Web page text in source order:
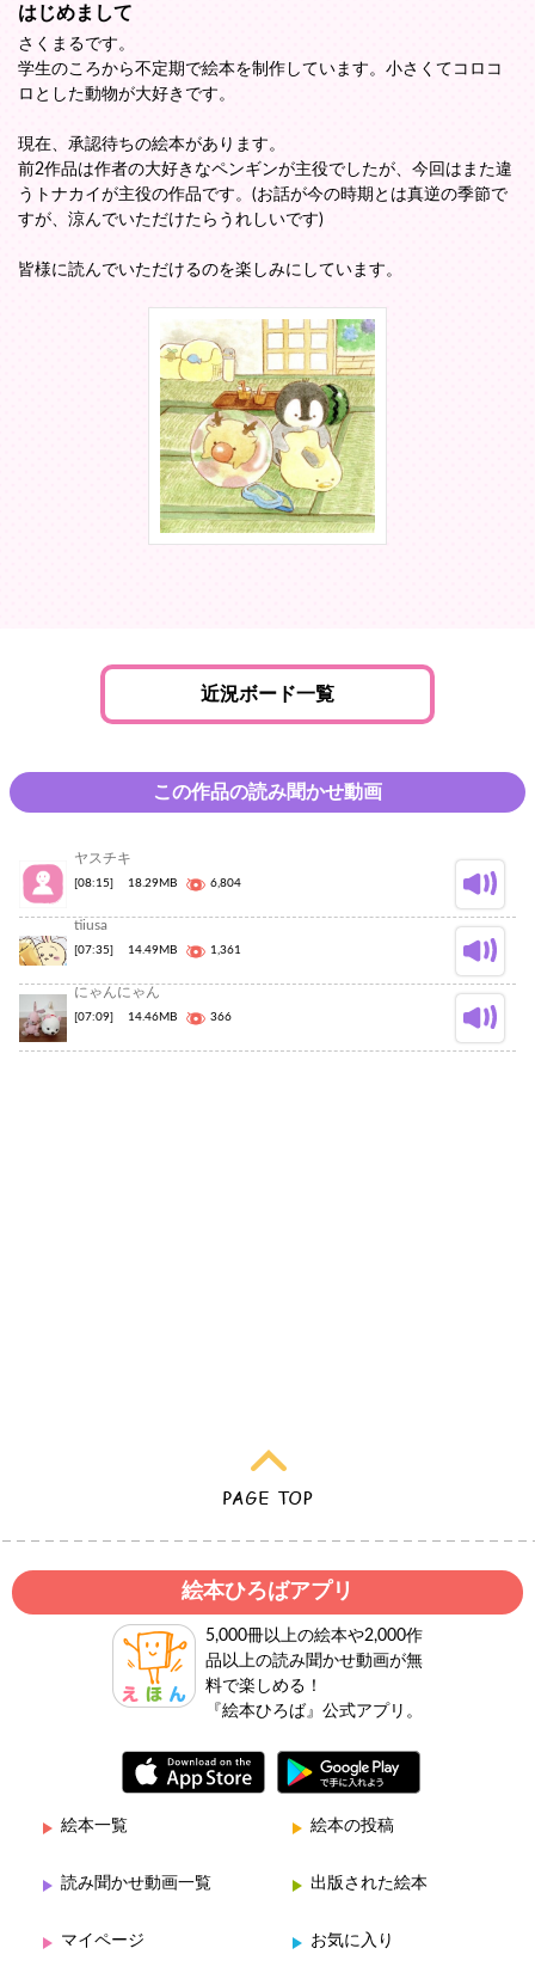
はじめまして
さくまるです。
学生のころから不定期で絵本を制作しています。小さくてコロコ
ロとした動物が大好きです。
現在、承認待ちの絵本があります。
前2作品は作者の大好きなペンギンが主役でしたが、今回はまた違
うトナカイが主役の作品です。(お話が今の時期とは真逆の季節で
すが、涼んでいただけたらうれしいです)
皆様に読んでいただけるのを楽しみにしています。
近況ボード一覧
この作品の読み聞かせ動画
ヤスチキ
[08:15] 18.29MB 6,804
tiiusa
[07:35] 14.49MB 1,361
にゃんにゃん
[07:09] 14.46MB 366
絵本ひろばアプリ
5,000冊以上の絵本や2,000作
品以上の読み聞かせ動画が無
料で楽しめる！
『絵本ひろば』公式アプリ。
絵本一覧 絵本の投稿
読み聞かせ動画一覧 出版された絵本
マイページ お気に入り